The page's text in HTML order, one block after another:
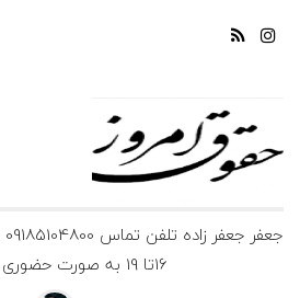
ج
16تا 19 به صورت حضوری و آنلاین